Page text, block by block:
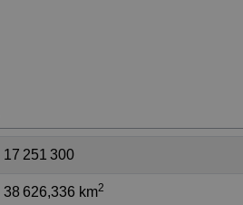
17 251 300
38 626,336 km2